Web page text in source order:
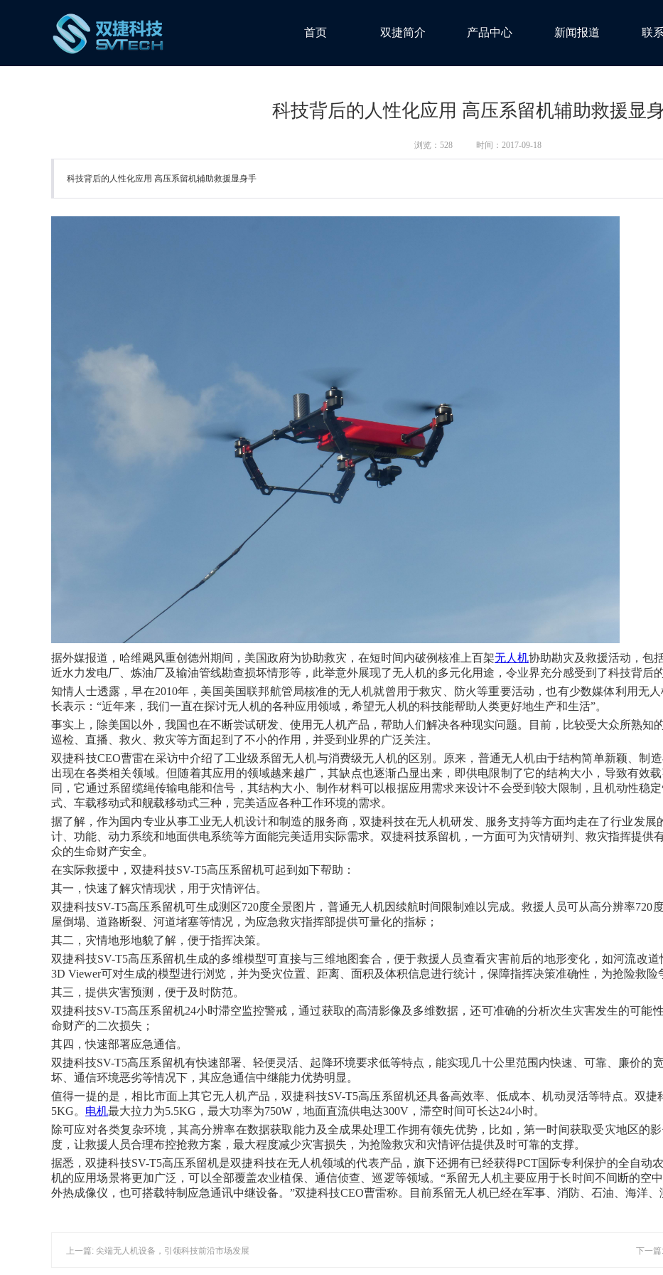
首页 双捷简介 产品中心 新闻报道 联
科技背后的人性化应用 高压系留机辅助救援显
浏览： 528 时间：2017-09-18
科技背后的人性化应用 高压系留机辅助救援显身手
据外媒报道，哈维飓风重创德州期间，美国政府为协助救灾，在短时间内破例核准上百架无人机协助勘灾及救援活动，包
近水力发电厂、炼油厂及输油管线勘查损坏情形等，此举意外展现了无人机的多元化用途，令业界充分感受到了科技背后
知情人士透露，早在2010年，美国美国联邦航管局核准的无人机就曾用于救灾、防火等重要活动，也有少数媒体利用无
长表示：“近年来，我们一直在探讨无人机的各种应用领域，希望无人机的科技能帮助人类更好地生产和生活”。
事实上，除美国以外，我国也在不断尝试研发、使用无人机产品，帮助人们解决各种现实问题。目前，比较受大众所熟知
巡检、直播、救火、救灾等方面起到了不小的作用，并受到业界的广泛关注。
双捷科技CEO曹雷在采访中介绍了工业级系留无人机与消费级无人机的区别。原来，普通无人机由于结构简单新颖、制
出现在各类相关领域。但随着其应用的领域越来越广，其缺点也逐渐凸显出来，即供电限制了它的结构大小，导致有效
同，它通过系留缆绳传输电能和信号，其结构大小、制作材料可以根据应用需求来设计不会受到较大限制，且机动性稳
式、车载移动式和舰载移动式三种，完美适应各种工作环境的需求。
据了解，作为国内专业从事工业无人机设计和制造的服务商，双捷科技在无人机研发、服务支持等方面均走在了行业发展
计、功能、动力系统和地面供电系统等方面能完美适用实际需求。双捷科技系留机，一方面可为灾情研判、救灾指挥提供
众的生命财产安全。
在实际救援中，双捷科技SV-T5高压系留机可起到如下帮助：
其一，快速了解灾情现状，用于灾情评估。
双捷科技SV-T5高压系留机可生成测区720度全景图片，普通无人机因续航时间限制难以完成。救援人员可从高分辨率720
屋倒塌、道路断裂、河道堵塞等情况，为应急救灾指挥部提供可量化的指标；
其二，灾情地形地貌了解，便于指挥决策。
双捷科技SV-T5高压系留机生成的多维模型可直接与三维地图套合，便于救援人员查看灾害前后的地形变化，如河流改
3D Viewer可对生成的模型进行浏览，并为受灾位置、距离、面积及体积信息进行统计，保障指挥决策准确性，为抢险救险
其三，提供灾害预测，便于及时防范。
双捷科技SV-T5高压系留机24小时滞空监控警戒，通过获取的高清影像及多维数据，还可准确的分析次生灾害发生的可能
命财产的二次损失；
其四，快速部署应急通信。
双捷科技SV-T5高压系留机有快速部署、轻便灵活、起降环境要求低等特点，能实现几十公里范围内快速、可靠、廉价的
坏、通信环境恶劣等情况下，其应急通信中继能力优势明显。
值得一提的是，相比市面上其它无人机产品，双捷科技SV-T5高压系留机还具备高效率、低成本、机动灵活等特点。双
5KG。 电机最大拉力为5.5KG，最大功率为750W，地面直流供电达300V，滞空时间可长达24小时。
除可应对各类复杂环境，其高分辨率在数据获取能力及全成果处理工作拥有领先优势，比如，第一时间获取受灾地区的
度，让救援人员合理布控抢救方案，最大程度减少灾害损失，为抢险救灾和灾情评估提供及时可靠的支撑。
据悉，双捷科技SV-T5高压系留机是双捷科技在无人机领域的代表产品，旗下还拥有已经获得PCT国际专利保护的全自动
机的应用场景将更加广泛，可以全部覆盖农业植保、通信侦查、巡逻等领域。“系留无人机主要应用于长时间不间断的空
外热成像仪，也可搭载特制应急通讯中继设备。”双捷科技CEO曹雷称。目前系留无人机已经在军事、消防、石油、海洋
上一篇: 尖端无人机设备，引领科技前沿市场发展 下一